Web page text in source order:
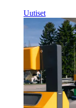
Uutiset